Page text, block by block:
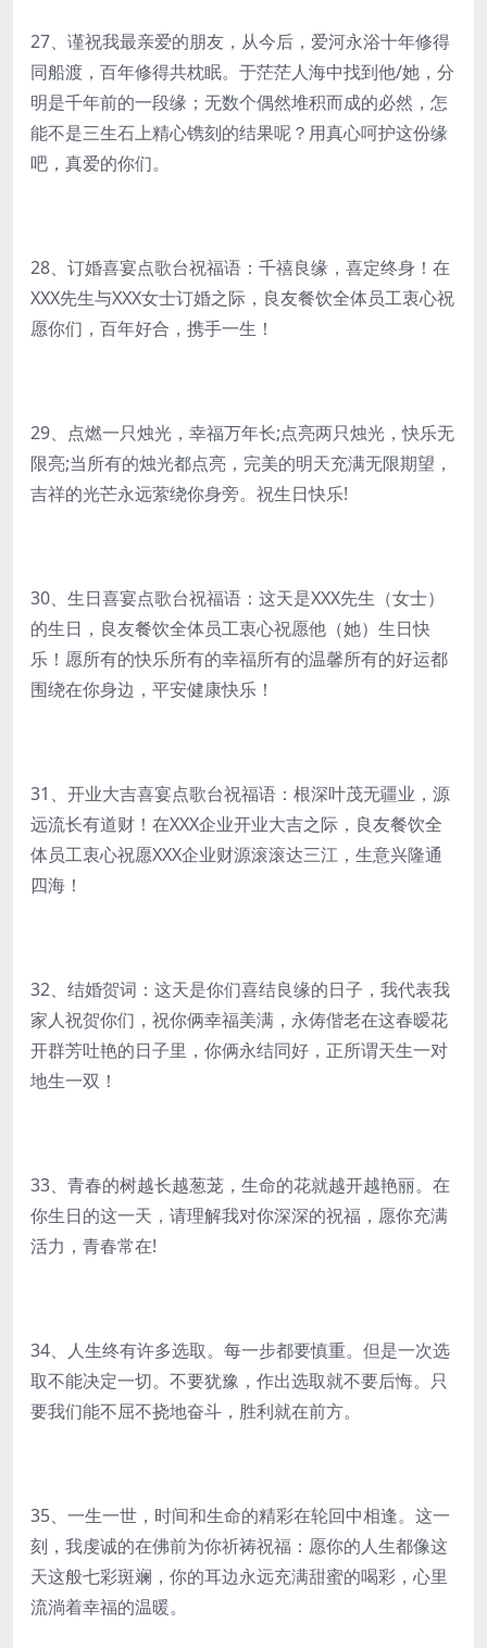
27、谨祝我最亲爱的朋友，从今后，爱河永浴十年修得
同船渡，百年修得共枕眠。于茫茫人海中找到他/她，分
明是千年前的一段缘；无数个偶然堆积而成的必然，怎
能不是三生石上精心镌刻的结果呢？用真心呵护这份缘
吧，真爱的你们。
28、订婚喜宴点歌台祝福语：千禧良缘，喜定终身！在
XXX先生与XXX女士订婚之际，良友餐饮全体员工衷心祝
愿你们，百年好合，携手一生！
29、点燃一只烛光，幸福万年长;点亮两只烛光，快乐无
限亮;当所有的烛光都点亮，完美的明天充满无限期望，
吉祥的光芒永远萦绕你身旁。祝生日快乐!
30、生日喜宴点歌台祝福语：这天是XXX先生（女士）
的生日，良友餐饮全体员工衷心祝愿他（她）生日快
乐！愿所有的快乐所有的幸福所有的温馨所有的好运都
围绕在你身边，平安健康快乐！
31、开业大吉喜宴点歌台祝福语：根深叶茂无疆业，源
远流长有道财！在XXX企业开业大吉之际，良友餐饮全
体员工衷心祝愿XXX企业财源滚滚达三江，生意兴隆通
四海！
32、结婚贺词：这天是你们喜结良缘的日子，我代表我
家人祝贺你们，祝你俩幸福美满，永俦偕老在这春暧花
开群芳吐艳的日子里，你俩永结同好，正所谓天生一对
地生一双！
33、青春的树越长越葱茏，生命的花就越开越艳丽。在
你生日的这一天，请理解我对你深深的祝福，愿你充满
活力，青春常在!
34、人生终有许多选取。每一步都要慎重。但是一次选
取不能决定一切。不要犹豫，作出选取就不要后悔。只
要我们能不屈不挠地奋斗，胜利就在前方。
35、一生一世，时间和生命的精彩在轮回中相逢。这一
刻，我虔诚的在佛前为你祈祷祝福：愿你的人生都像这
天这般七彩斑斓，你的耳边永远充满甜蜜的喝彩，心里
流淌着幸福的温暖。